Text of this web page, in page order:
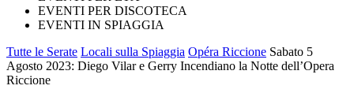
EVENTI PER DISCOTECA
EVENTI IN SPIAGGIA
Tutte le Serate Locali sulla Spiaggia Opéra Riccione Sabato 5
Agosto 2023: Diego Vilar e Gerry Incendiano la Notte dell’Opera
Riccione